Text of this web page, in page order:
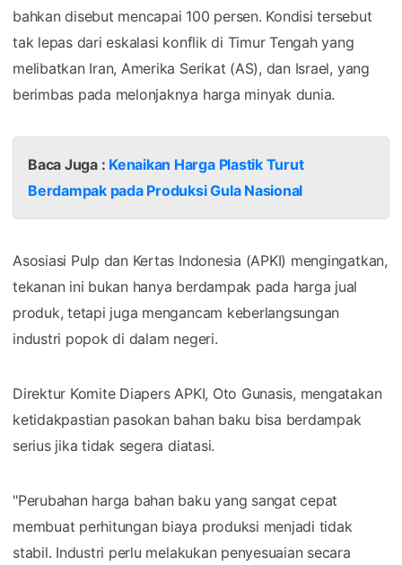
bahkan disebut mencapai 100 persen. Kondisi tersebut
tak lepas dari eskalasi konflik di Timur Tengah yang
melibatkan Iran, Amerika Serikat (AS), dan Israel, yang
berimbas pada melonjaknya harga minyak dunia.
Baca Juga : Kenaikan Harga Plastik Turut
Berdampak pada Produksi Gula Nasional
Asosiasi Pulp dan Kertas Indonesia (APKI) mengingatkan,
tekanan ini bukan hanya berdampak pada harga jual
produk, tetapi juga mengancam keberlangsungan
industri popok di dalam negeri.
Direktur Komite Diapers APKI, Oto Gunasis, mengatakan
ketidakpastian pasokan bahan baku bisa berdampak
serius jika tidak segera diatasi.
"Perubahan harga bahan baku yang sangat cepat
membuat perhitungan biaya produksi menjadi tidak
stabil. Industri perlu melakukan penyesuaian secara